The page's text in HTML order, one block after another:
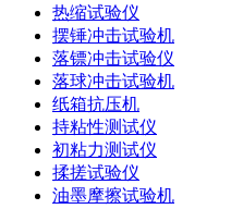
热缩试验仪
摆锤冲击试验机
落镖冲击试验仪
落球冲击试验机
纸箱抗压机
持粘性测试仪
初粘力测试仪
揉搓试验仪
油墨摩擦试验机